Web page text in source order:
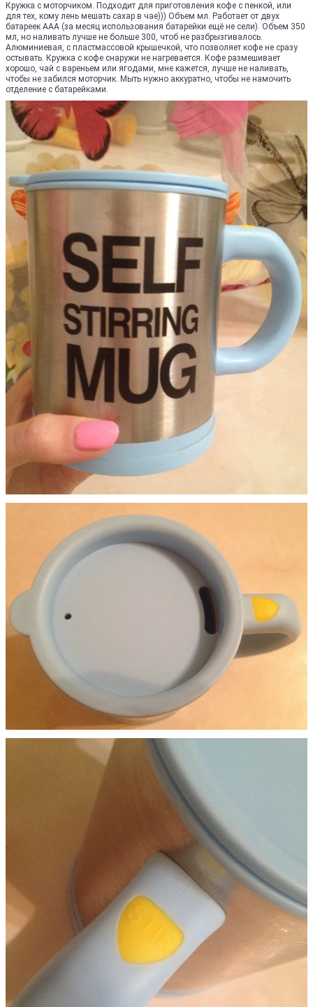
Кружка с моторчиком. Подходит для приготовления кофе с пенкой, или
для тех, кому лень мешать сахар в чае))) Объем мл. Работает от двух
батареек AAA (за месяц использования батарейки ещё не сели). Объем 350
мл, но наливать лучше не больше 300, чтоб не разбрызгивалось.
Алюминиевая, с пластмассовой крышечкой, что позволяет кофе не сразу
остывать. Кружка с кофе снаружи не нагревается. Кофе размешивает
хорошо, чай с вареньем или ягодами, мне кажется, лучше не наливать,
чтобы не забился моторчик. Мыть нужно аккуратно, чтобы не намочить
отделение с батарейками.